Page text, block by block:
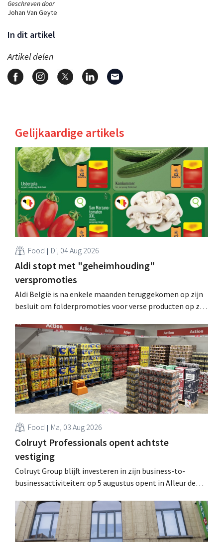
Geschreven door
Johan Van Geyte
In dit artikel
Artikel delen
Gelijkaardige artikels
Food Di, 04 Aug 2026
Aldi stopt met "geheimhouding"
verspromoties
Aldi België is na enkele maanden teruggekomen op zijn
besluit om folderpromoties voor verse producten op zijn
werking treden: "Onze klanten willen goed
geïnformeerd worden." .
Food Ma, 03 Aug 2026
Colruyt Professionals opent achtste
vestiging
Colruyt Group blijft investeren in zijn business-to-
businessactiviteiten: op 5 augustus opent in Alleur de
winkelformule die zich uitsluitend richt op professionele
klanten. .